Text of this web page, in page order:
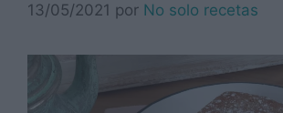
13/05/2021 por No solo recetas